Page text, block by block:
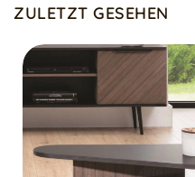
ZULETZT GESEHEN